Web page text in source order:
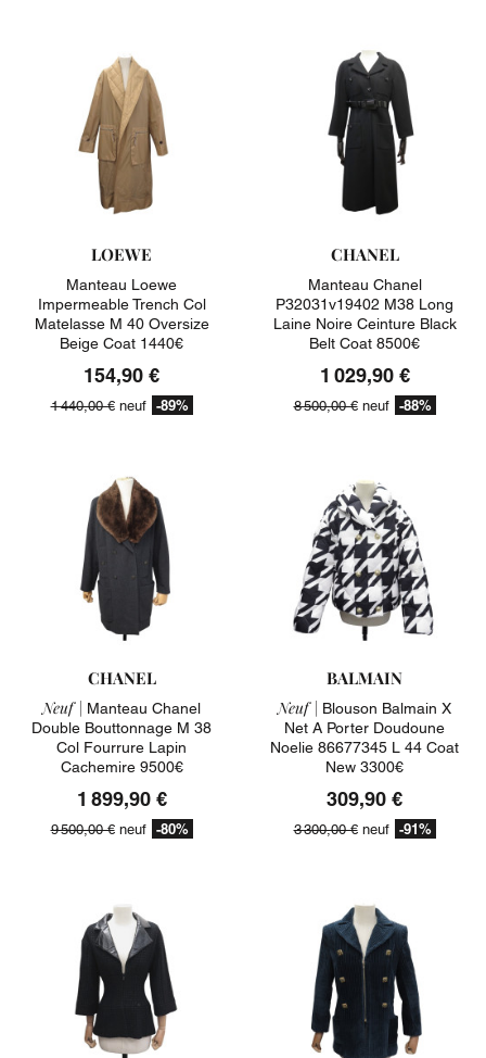
LOEWE
Manteau Loewe
Impermeable Trench Col
Matelasse M 40 Oversize
Beige Coat 1440€
154,90 €
1 440,00 €neuf -89%
CHANEL
Manteau Chanel
P32031v19402 M38 Long
Laine Noire Ceinture Black
Belt Coat 8500€
1 029,90 €
8 500,00 €neuf -88%
CHANEL
Neuf | Manteau Chanel
Double Bouttonnage M 38
Col Fourrure Lapin
Cachemire 9500€
1 899,90 €
9 500,00 €neuf -80%
BALMAIN
Neuf | Blouson Balmain X
Net A Porter Doudoune
Noelie 86677345 L 44 Coat
New 3300€
309,90 €
3 300,00 €neuf -91%